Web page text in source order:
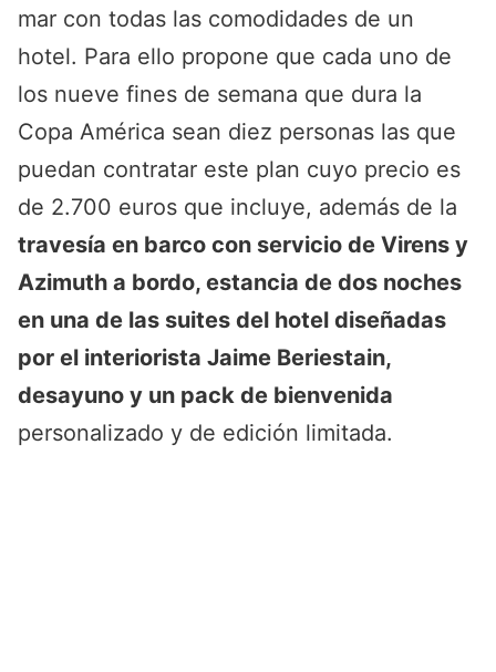
mar con todas las comodidades de un
hotel. Para ello propone que cada uno de
los nueve fines de semana que dura la
Copa América sean diez personas las que
puedan contratar este plan cuyo precio es
de 2.700 euros que incluye, además de la
travesía en barco con servicio de Virens y
Azimuth a bordo, estancia de dos noches
en una de las suites del hotel diseñadas
por el interiorista Jaime Beriestain,
desayuno y un pack de bienvenida
personalizado y de edición limitada.